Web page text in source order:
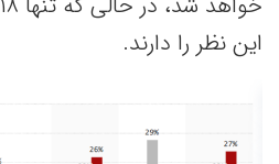
این نظر را دارند.